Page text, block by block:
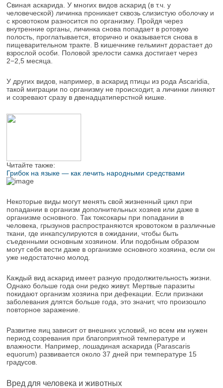
Свиная аскарида. У многих видов аскарид (в т.ч. у
человеческой) личинка проникает сквозь слизистую оболочку и
с кровотоком разносится по организму. Пройдя через
внутренние органы, личинка снова попадает в ротовую
полость, проглатывается, вторично и оказывается снова в
пищеварительном тракте. В кишечнике гельминт дорастает до
взрослой особи. Половой зрелости самка достигает через
2−2,5 месяца.
У других видов, например, в аскарид птицы из рода Ascaridia,
такой миграции по организму не происходит, а личинки линяют
и созревают сразу в двенадцатиперстной кишке.
Читайте также:
Грибок на языке — как лечить народными средствами
Некоторые виды могут менять свой жизненный цикл при
попадании в организм дополнительных хозяев или даже в
организме основного. Так токсокары при попадании в
человека, грызунов распространяются кровотоком в различные
ткани, где инкапсулируются в ожидании, чтобы быть
съеденными основным хозяином. Или подобным образом
могут себя вести даже в организме основного хозяина, если он
уже недостаточно молод.
Каждый вид аскарид имеет разную продолжительность жизни.
Однако больше года они редко живут. Мертвые паразиты
покидают организм хозяина при дефекации. Если признаки
заболевания длятся больше года, это значит, что произошло
повторное заражение.
Развитие яиц зависит от внешних условий, но всем им нужен
период созревания при благоприятной температуре и
влажности. Например, лошадиная аскарида (Parascaris
equorum) развивается около 37 дней при температуре 15
градусов.
Вред для человека и животных